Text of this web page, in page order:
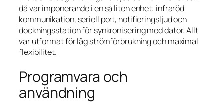
då var imponerande i en så liten enhet: infraröd
kommunikation, seriell port, notifieringsljud och
dockningsstation för synkronisering med dator. Allt
var utformat för låg strömförbrukning och maximal
flexibilitet.
Programvara och
användning